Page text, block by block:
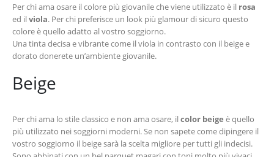
Per chi ama osare il colore più giovanile che viene utilizzato è il rosa
ed ilviola. Per chi preferisce un look più glamour di sicuro questo
colore è quello adatto al vostro soggiorno.
Una tinta decisa e vibrante come il viola in contrasto con il beige e
dorato donerete un’ambiente giovanile.
Beige
Per chi ama lo stile classico e non ama osare, ilcolor beige è quello
più utilizzato nei soggiorni moderni. Se non sapete come dipingere il
vostro soggiorno il beige sarà la scelta migliore per tutti gli indecisi.